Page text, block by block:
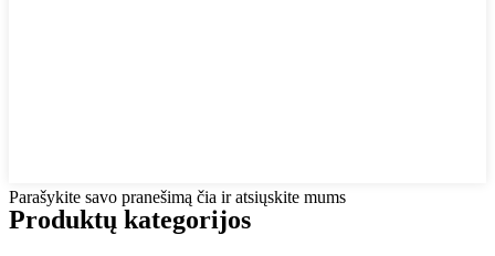
Parašykite savo pranešimą čia ir atsiųskite mums
Produktų kategorijos